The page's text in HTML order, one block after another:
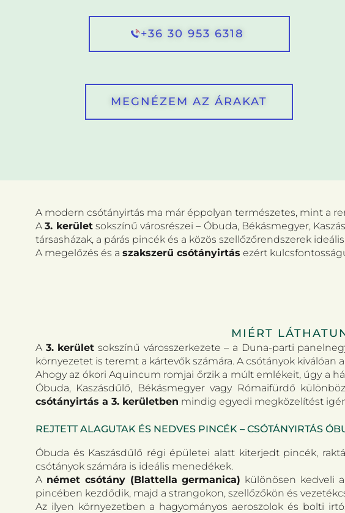
+36 30 953 6318
MEGNÉZEM AZ ÁRAKAT
A modern csótányirtás ma már éppolyan természetes, mint a
A3. kerületsokszínű városrészei – Óbuda, Békásmegyer,
társasházak, a párás pincék és a közös szellőzőrendszerek
A megelőzés és a szakszerű csótányirtás ezért
MIÉRT
A 3. kerület sokszínű városszerkezete – a Duna-parti
környezetet is teremt a kártevők számára. A csótányok
Ahogy az ókori Aquincum romjai őrzik a múlt emlékeit, úgy a
Óbuda, Kaszásdűlő, Békásmegyer vagy Rómaifürdő
csótányirtás a 3. kerületben mindig egyedi megközelítést
REJTETT ALAGUTAK ÉS NEDVES PINCÉK – CSÓTÁNYIRTÁS
Óbuda és Kaszásdűlő régi épületei alatt kiterjedt pincék,
csótányok számára is ideális menedékek.
A német csótány (Blattella germanica) különösen kedveli
pincében kezdődik, majd a strangokon, szellőzőkön és
Az ilyen környezetben a hagyományos aeroszolok és bolti